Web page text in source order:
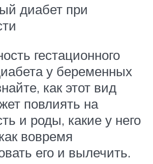
диабет при
гестационного
у беременных
как этот вид
повлиять на
и роды, какие у него
вовремя
его и вылечить.